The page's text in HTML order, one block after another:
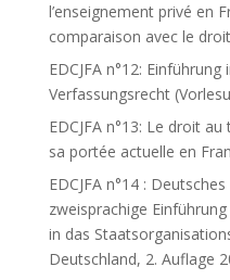
l’enseignement privé en
comparaison avec le
EDCJFA n°12:
Verfassungsrecht
EDCJFA n°13: Le droit
sa portée actuelle en
EDCJFA n°14 :
zweisprachige
in das
Deutschland, 2. Auflage